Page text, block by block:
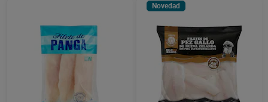
Novedad